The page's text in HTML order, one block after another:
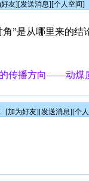
友][发送消息][个人空间]
”是从哪里来的结
传播方向——动煤
[加为好友][发送消息][个